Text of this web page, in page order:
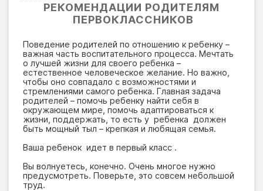
РЕКОМЕНДАЦИИ РОДИТЕЛЯМ
ПЕРВОКЛАССНИКОВ
Поведение родителей по отношению к ребенку –
важная часть воспитательного процесса. Мечтать
о лучшей жизни для своего ребенка –
естественное человеческое желание. Но важно,
чтобы оно совпадало с возможностями и
стремлениями самого ребенка. Главная задача
родителей – помочь ребенку найти себя в
окружающем мире, помочь адаптироваться к
жизни, поддержать, то есть у ребенка должен
быть мощный тыл – крепкая и любящая семья.
Ваша ребенок идет в первый класс .
Вы волнуетесь, конечно. Очень многое нужно
предусмотреть. Поверьте, это совсем небольшой
труд.